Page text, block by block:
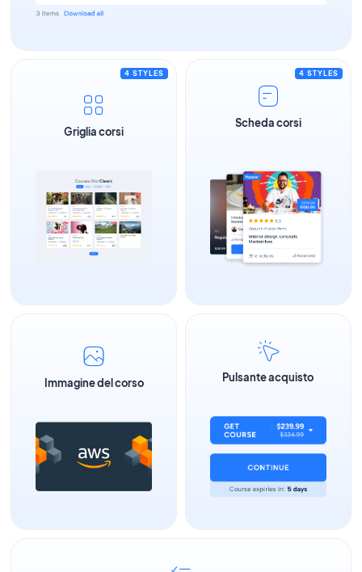
4 STYLES
Griglia corsi
4 STYLES
Scheda corsi
Immagine del corso Pulsante acquisto